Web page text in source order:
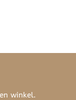
winkel.